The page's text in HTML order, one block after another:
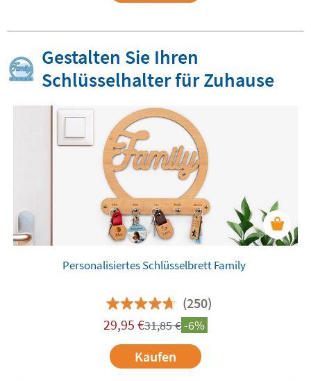
Gestalten Sie Ihren
Schlüsselhalter für Zuhause
Personalisiertes Schlüsselbrett Family
(250)
29,95 €31,85€-6%
Kaufen